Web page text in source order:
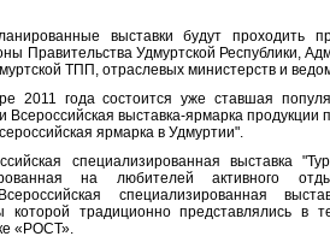
выставки будут проходить
Правительства Удмуртской Республики,
ТПП, отраслевых министерств и
2011 года состоится уже ставшая
Всероссийская выставка-ярмарка продукции
ярмарка в Удмуртии".
специализированная выставка
на любителей активного
специализированная
которой традиционно представлялись в
«РОСТ».